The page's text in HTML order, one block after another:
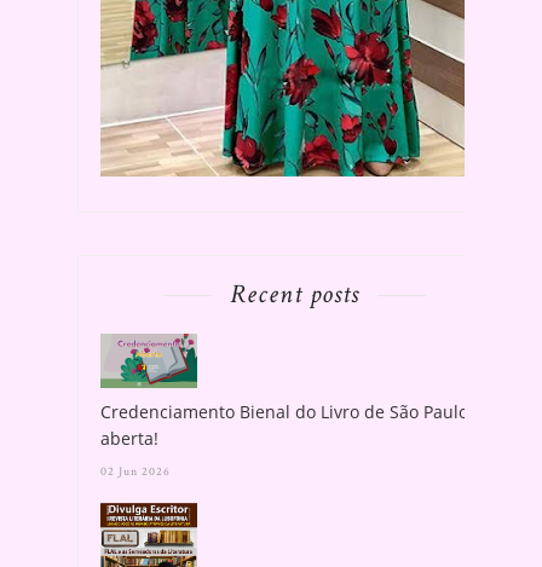
Recent posts
Credenciamento Bienal do Livro de São Paulo
aberta!
02 Jun 2026